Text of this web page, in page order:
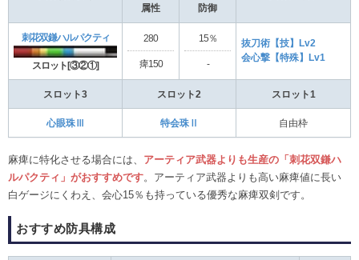
属性 防御
刺花双鎌ハルパクティ
スロット[③②①]
280
痺150
15％
-
抜刀術【技】Lv2
会心撃【特殊】Lv1
スロット3 スロット2 スロット1
心眼珠Ⅲ 特会珠Ⅱ 自由枠
麻痺に特化させる場合には、 アーティア武器よりも生産の「刺花双鎌ハ
ルパクティ」がおすすめです。アーティア武器よりも高い麻痺値に長い
白ゲージにくわえ、会心15％も持っている優秀な麻痺双剣です。
おすすめ防具構成